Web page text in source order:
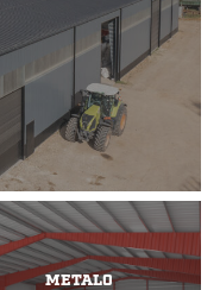
METALO